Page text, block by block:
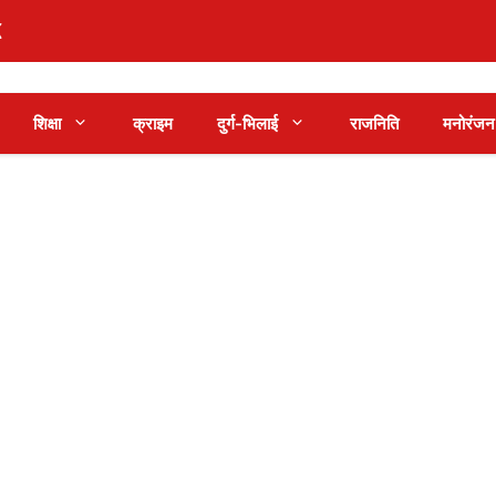
शिक्षा क्राइम दुर्ग-भिलाई राजनिति मनोरंजन